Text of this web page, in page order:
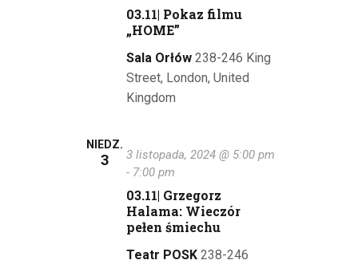
03.11| Pokaz filmu
„HOME”
Sala Orłów 238-246 King
Street, London, United
Kingdom
NIEDZ.
3
03.11| Grzegorz
Halama: Wieczór
pełen śmiechu
3 listopada, 2024 @ 5:00 pm
- 7:00 pm
Teatr POSK 238-246